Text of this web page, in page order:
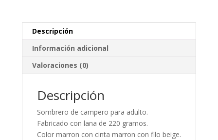
Descripción
Información adicional
Valoraciones (0)
Descripción
Sombrero de campero para adulto.
Fabricado con lana de 220 gramos.
Color marron con cinta marron con filo beige.